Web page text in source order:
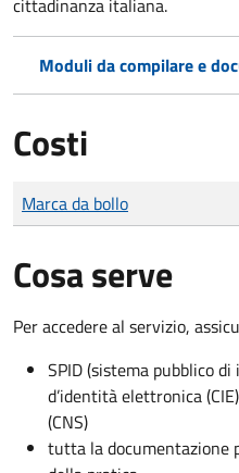
Moduli da compilare e
Costi
Tipo di pagamento
Importo
Marca da bollo
Cosa serve
Per accedere al servizio,
SPID (sistema pubblico
d’identità elettronica
(CNS)
tutta la documentazione